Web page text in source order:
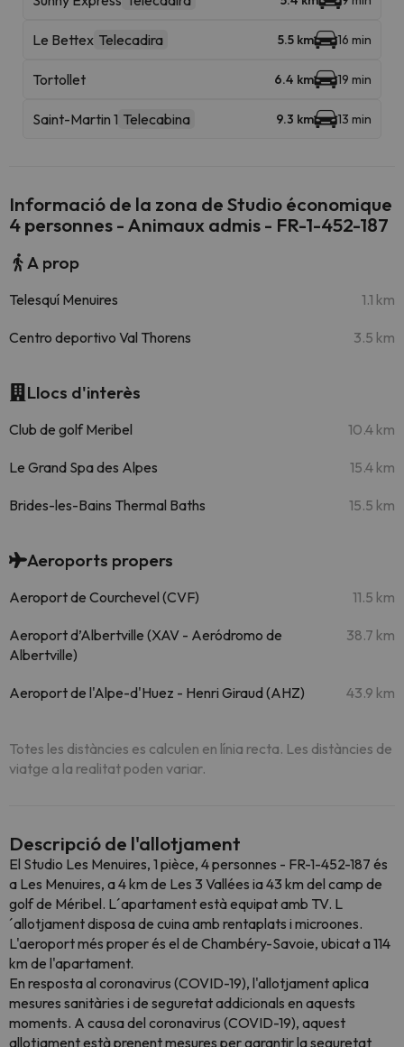
Le Bettex Telecadira 5.5 km 16 min
Tortollet 6.4 km 19 min
Saint-Martin 1 Telecabina 9.3 km 13 min
Informació de la zona de Studio économique
4 personnes - Animaux admis - FR-1-452-187
A prop
Telesquí Menuires 1.1 km
Centro deportivo Val Thorens 3.5 km
Llocs d'interès
Club de golf Meribel 10.4 km
Le Grand Spa des Alpes 15.4 km
Brides-les-Bains Thermal Baths 15.5 km
Aeroports propers
Aeroport de Courchevel (CVF) 11.5 km
Aeroport d’Albertville (XAV - Aeródromo de
Albertville)
38.7 km
Aeroport de l'Alpe-d'Huez - Henri Giraud (AHZ) 43.9 km
Totes les distàncies es calculen en línia recta. Les distàncies de
viatge a la realitat poden variar.
Descripció de l'allotjament
El Studio Les Menuires, 1 pièce, 4 personnes - FR-1-452-187 és
a Les Menuires, a 4 km de Les 3 Vallées ia 43 km del camp de
golf de Méribel. L´apartament està equipat amb TV. L
´allotjament disposa de cuina amb rentaplats i microones.
L'aeroport més proper és el de Chambéry-Savoie, ubicat a 114
km de l'apartament.
En resposta al coronavirus (COVID-19), l'allotjament aplica
mesures sanitàries i de seguretat addicionals en aquests
moments. A causa del coronavirus (COVID-19), aquest
allotjament està prenent mesures per garantir la seguretat